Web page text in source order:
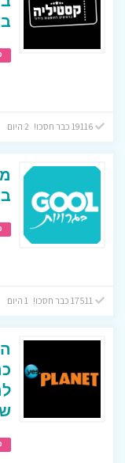
19116 כבר חסכו! 2 היום